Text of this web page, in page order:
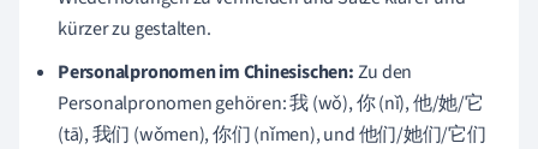
kürzer zu gestalten.
Personalpronomen im Chinesischen:Zu den
Personalpronomen gehören: 我 (wǒ), 你 (nǐ), 他/她/它
(tā), 我们 (wǒmen), 你们 (nǐmen), und 他们/她们/它们